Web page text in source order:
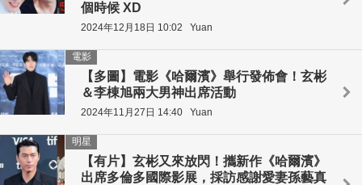
個時候 XD
2024年12月18日 10:02 Yuan
【多圖】電影《哈爾濱》舉行發佈會！玄彬
＆李棟旭兩大男神出席活動
電影
2024年11月27日 14:40 Yuan
【有片】玄彬又來放閃！攜新作《哈爾濱》
出席多倫多國際影展，採訪感謝愛妻孫藝真
明星